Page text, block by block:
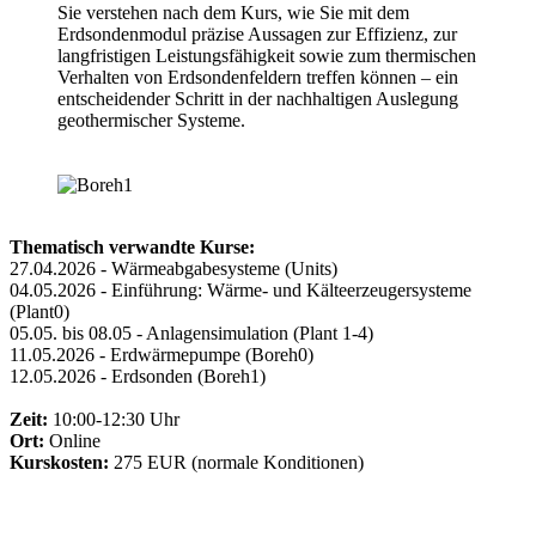
Sie verstehen nach dem Kurs, wie Sie mit dem
Erdsondenmodul präzise Aussagen zur Effizienz, zur
langfristigen Leistungsfähigkeit sowie zum thermischen
Verhalten von Erdsondenfeldern treffen können – ein
entscheidender Schritt in der nachhaltigen Auslegung
geothermischer Systeme.
Thematisch verwandte Kurse:
27.04.2026 - Wärmeabgabesysteme (Units)
04.05.2026 - Einführung: Wärme- und Kälteerzeugersysteme
(Plant0)
05.05. bis 08.05 - Anlagensimulation (Plant 1-4)
11.05.2026 - Erdwärmepumpe (Boreh0)
12.05.2026 - Erdsonden (Boreh1)
Zeit: 10:00-12:30 Uhr
Ort: Online
Kurskosten: 275 EUR (normale Konditionen)